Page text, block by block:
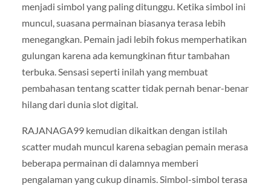
menjadi simbol yang paling ditunggu. Ketika simbol ini
muncul, suasana permainan biasanya terasa lebih
menegangkan. Pemain jadi lebih fokus memperhatikan
gulungan karena ada kemungkinan fitur tambahan
terbuka. Sensasi seperti inilah yang membuat
pembahasan tentang scatter tidak pernah benar-benar
hilang dari dunia slot digital.
RAJANAGA99 kemudian dikaitkan dengan istilah
scatter mudah muncul karena sebagian pemain merasa
beberapa permainan di dalamnya memberi
pengalaman yang cukup dinamis. Simbol-simbol terasa